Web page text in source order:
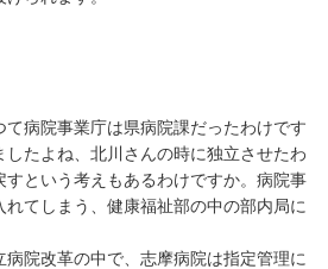
て病院事業庁は県病院課だったわけです
たよね、北川さんの時に独立させたわ
すという考えもあるわけですか。病院事
てしまう、健康福祉部の中の部内局に
病院改革の中で、志摩病院は指定管理に